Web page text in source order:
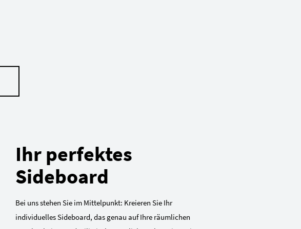
Ihr perfektes
Sideboard
Bei uns stehen Sie im Mittelpunkt: Kreieren Sie Ihr
individuelles Sideboard, das genau auf Ihre räumlichen